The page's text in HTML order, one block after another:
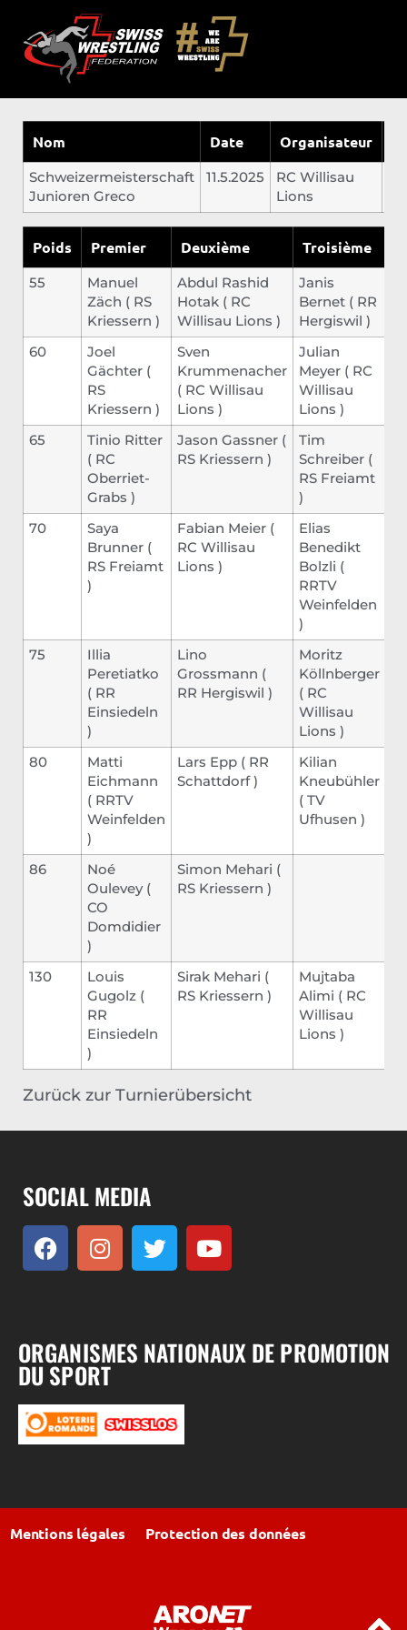
Nom Date Organisateur
Schweizermeisterschaft
Junioren Greco
11.5.2025
RC Willisau
Lions
Poids Premier Deuxième Troisième
55
Manuel
Zäch ( RS
Kriessern )
Abdul Rashid
Hotak ( RC
Willisau Lions )
Janis
Bernet ( RR
Hergiswil )
60
Joel
Gächter (
RS
Kriessern )
Sven
Krummenacher
( RC Willisau
Lions )
Julian
Meyer ( RC
Willisau
Lions )
65
Tinio Ritter
( RC
Oberriet-
Grabs )
Jason Gassner (
RS Kriessern )
Tim
Schreiber (
RS Freiamt
)
70
Saya
Brunner (
RS Freiamt
)
Fabian Meier (
RC Willisau
Lions )
Elias
Benedikt
Bolzli (
RRTV
Weinfelden
)
75
Illia
Peretiatko
( RR
Einsiedeln
)
Lino
Grossmann (
RR Hergiswil )
Moritz
Köllnberger
( RC
Willisau
Lions )
80
Matti
Eichmann
( RRTV
Weinfelden
)
Lars Epp ( RR
Schattdorf)
Kilian
Kneubühler
( TV
Ufhusen )
86
Noé
Oulevey (
CO
Domdidier
)
Simon Mehari (
RS Kriessern )
130
Louis
Gugolz (
RR
Einsiedeln
)
Sirak Mehari (
RS Kriessern )
Mujtaba
Alimi ( RC
Willisau
Lions )
Zurück zur Turnierübersicht
SOCIAL MEDIA
ORGANISMES NATIONAUX DE PROMOTION
DU SPORT
Mentions légales Protection des données